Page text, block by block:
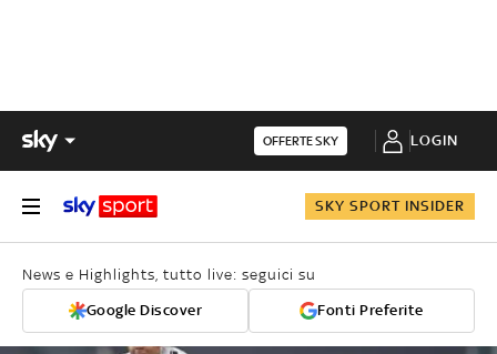
OFFERTE SKY LOGIN
SKY SPORT INSIDER
News e Highlights, tutto live: seguici su
Google Discover Fonti Preferite